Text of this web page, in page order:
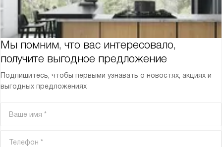
Мы помним, что вас интересовало,
получите выгодное предложение
Подпишитесь, чтобы первыми узнавать о новостях, акциях и
выгодных предложениях